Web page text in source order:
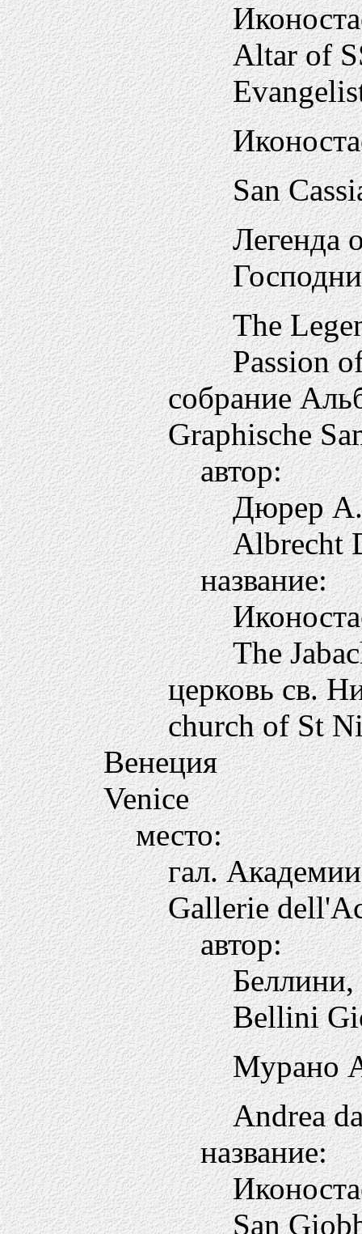
Altar of
San
Легенда
The
Passion
собрание
Graphische
автор:
Дюрер
Albrecht
название:
The
церковь св.
church of St
Венеция
Venice
место:
гал. Академии
Gallerie
автор:
Bellini
Мурано
Andrea
название:
San